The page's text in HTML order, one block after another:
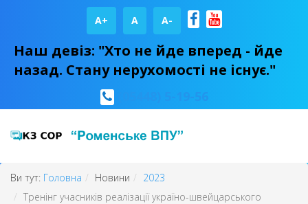
A+ А A-
Наш девіз: "Хто не йде вперед - йде
назад. Стану нерухомості не існує."
Ви тут: Головна Новини
2023
Тренінг учасників реалізації україно-швейцарського